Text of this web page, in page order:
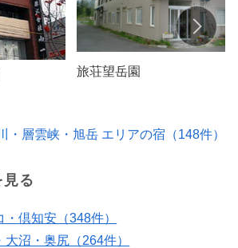
旅荘望岳園
・層雲峡・旭岳 エリアの宿（148件）
る
倶知安（348件）
沼・奥尻（264件）